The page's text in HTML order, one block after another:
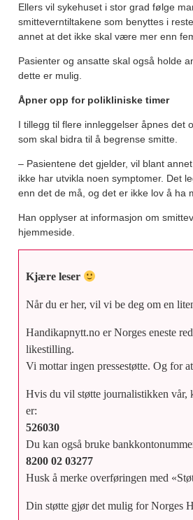
Ellers vil sykehuset i stor grad følge
smitteverntiltakene som benyttes i
annet at det ikke skal være mer enn
Pasienter og ansatte skal også holde
dette er mulig.
Åpner opp for polikliniske timer
I tillegg til flere innleggelser åpnes det
som skal bidra til å begrense smitte.
– Pasientene det gjelder, vil blant
ikke har utvikla noen symptomer. Det
enn det de må, og det er ikke lov å ha
Han opplyser at informasjon om
hjemmeside.
Kjære leser
Når du er her, vil vi be deg om en
Handikapnytt.no er Norges eneste
likestilling.
Vi mottar ingen pressestøtte. Og for
Hvis du vil støtte journalistikken vår,
er:
526030
Du kan også bruke
8200 02 03277
Husk å merke overføringen med
Din støtte gjør det mulig for Norges